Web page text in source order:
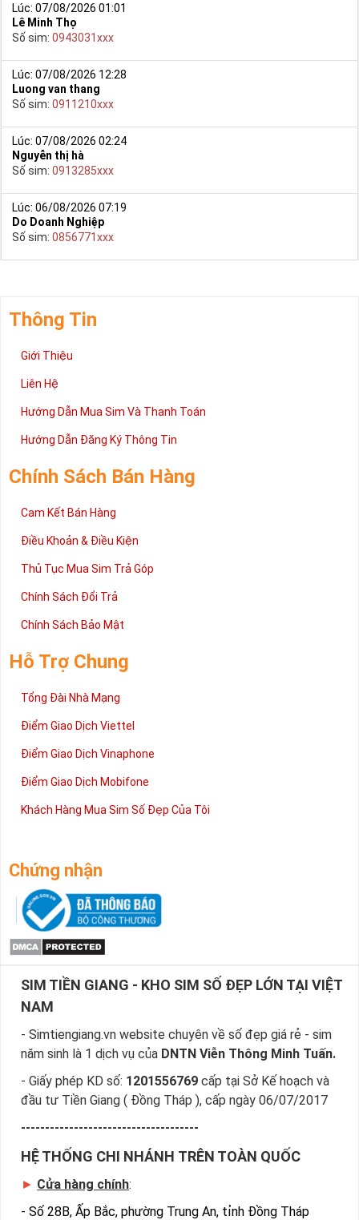
Lúc: 07/08/2026 01:01
Lê Minh Thọ
Số sim: 0943031xxx
Lúc: 07/08/2026 12:28
Luong van thang
Số sim: 0911210xxx
Lúc: 07/08/2026 02:24
Nguyễn thị hà
Số sim: 0913285xxx
Lúc: 06/08/2026 07:19
Do Doanh Nghiệp
Số sim: 0856771xxx
Thông Tin
Giới Thiệu
Liên Hệ
Hướng Dẫn Mua Sim Và Thanh Toán
Hướng Dẫn Đăng Ký Thông Tin
Chính Sách Bán Hàng
Cam Kết Bán Hàng
Điều Khoản & Điều Kiện
Thủ Tục Mua Sim Trả Góp
Chính Sách Đổi Trả
Chính Sách Bảo Mật
Hỗ Trợ Chung
Tổng Đài Nhà Mạng
Điểm Giao Dịch Viettel
Điểm Giao Dịch Vinaphone
Điểm Giao Dịch Mobifone
Khách Hàng Mua Sim Số Đẹp Của Tôi
Chứng nhận
SIM TIỀN GIANG - KHO SIM SỐ ĐẸP LỚN TẠI VIỆT
NAM
- Simtiengiang.vn website chuyên về số đẹp giá rẻ - sim
năm sinh là 1 dịch vụ của DNTN Viễn Thông Minh Tuấn.
- Giấy phép KD số: 1201556769 cấp tại Sở Kế hoạch và
đầu tư Tiền Giang ( Đồng Tháp ), cấp ngày 06/07/2017
-------------------------------------
HỆ THỐNG CHI NHÁNH TRÊN TOÀN QUỐC
► Cửa hàng chính:
- Số 28B, Ấp Bắc, phường Trung An, tỉnh Đồng Tháp